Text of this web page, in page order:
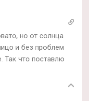
но от солнца
и без проблем
Так что поставлю